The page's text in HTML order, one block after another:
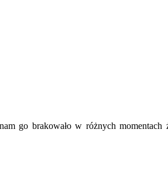
go brakowało w różnych